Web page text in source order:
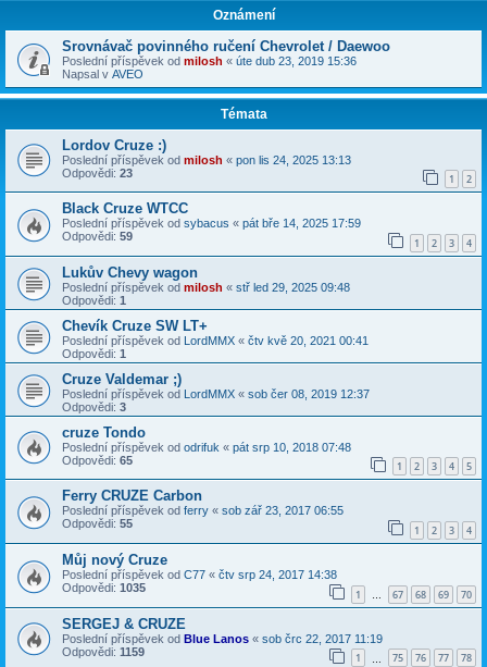
Oznámení
Srovnávač povinného ručení Chevrolet / Daewoo
Poslední příspěvek od milosh « úte dub 23, 2019 15:36
Napsal v AVEO
Témata
Lordov Cruze :)
Poslední příspěvek od milosh « pon lis 24, 2025 13:13
Odpovědi: 23 1 2
Black Cruze WTCC
Poslední příspěvek od sybacus « pát bře 14, 2025 17:59
Odpovědi: 59 1 2 3 4
Lukův Chevy wagon
Poslední příspěvek od milosh « stř led 29, 2025 09:48
Odpovědi: 1
Chevík Cruze SW LT+
Poslední příspěvek od LordMMX « čtv kvě 20, 2021 00:41
Odpovědi: 1
Cruze Valdemar ;)
Poslední příspěvek od LordMMX « sob čer 08, 2019 12:37
Odpovědi: 3
cruze Tondo
Poslední příspěvek od odrifuk « pát srp 10, 2018 07:48
Odpovědi: 65 1 2 3 4 5
Ferry CRUZE Carbon
Poslední příspěvek od ferry « sob zář 23, 2017 06:55
Odpovědi: 55 1 2 3 4
Můj nový Cruze
Poslední příspěvek od C77 « čtv srp 24, 2017 14:38
Odpovědi: 1035 1 … 67 68 69 70
SERGEJ & CRUZE
Poslední příspěvek od Blue Lanos « sob črc 22, 2017 11:19
Odpovědi: 1159 1 75 76 77 78